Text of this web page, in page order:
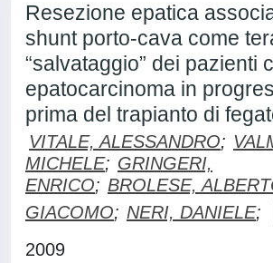
Resezione epatica
shunt porto-cava come
“salvataggio” dei pazienti
epatocarcinoma in
prima del trapianto di
VITALE, ALESSANDRO;
MICHELE; GRINGERI,
ENRICO; BROLESE,
GIACOMO; NERI, DANIELE;
2009